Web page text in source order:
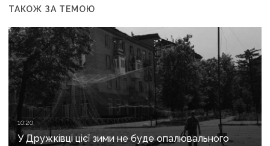
ТАКОЖ ЗА ТЕМОЮ
10:20
У Дружківці цієї зими не буде опалювального